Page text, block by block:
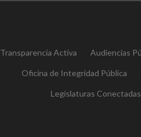
Transparencia Activa Audiencias
Oficina de Integridad Pública
Legislaturas Conectadas